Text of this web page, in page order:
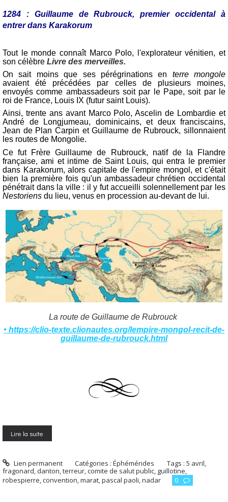
1284 : Guillaume de Rubrouck, premier occidental à
entrer dans Karakorum
Tout le monde connaît Marco Polo, l'explorateur vénitien, et
son célèbre Livre des merveilles.
On sait moins que ses pérégrinations en terre mongole
avaient été précédées par celles de plusieurs moines,
envoyés comme ambassadeurs soit par le Pape, soit par le
roi de France, Louis IX (futur saint Louis).
Ainsi, trente ans avant Marco Polo, Ascelin de Lombardie et
André de Longjumeau, dominicains, et deux franciscains,
Jean de Plan Carpin et Guillaume de Rubrouck, sillonnaient
les routes de Mongolie.
Ce fut Frère Guillaume de Rubrouck, natif de la Flandre
française, ami et intime de Saint Louis, qui entra le premier
dans Karakorum, alors capitale de l'empire mongol, et c'était
bien la première fois qu'un ambassadeur chrétien occidental
pénétrait dans la ville : il y fut accueilli solennellement par les
Nestoriens du lieu, venus en procession au-devant de lui.
La route de Guillaume de Rubrouck
• https://clio-texte.clionautes.org/lempire-mongol-recit-de-
guillaume-de-rubrouck.html
Lire la suite
Lien permanent Catégories :Éphémérides Tags :5 avril,
fragonard, danton,terreur,comite de salut public, guillotine,
robespierre,convention,marat,pascal paoli,nadar 0